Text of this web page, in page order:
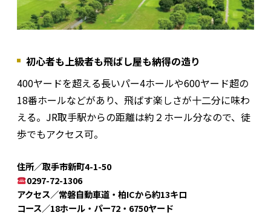
初心者も上級者も飛ばし屋も納得の造り
400ヤードを超える長いパー4ホールや600ヤード超の
18番ホールなどがあり、飛ばす楽しさが十二分に味わ
える。JR取手駅からの距離は約２ホール分なので、徒
歩でもアクセス可。
住所／取手市新町4-1-50
0297-72-1306
アクセス／常磐自動車道・柏ICから約13キロ
コース／18ホール・パー72・6750ヤード